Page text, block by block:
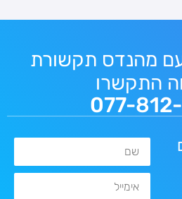
עם מהנדס תקשורת
התקשרו
077-812-
שם
אימייל